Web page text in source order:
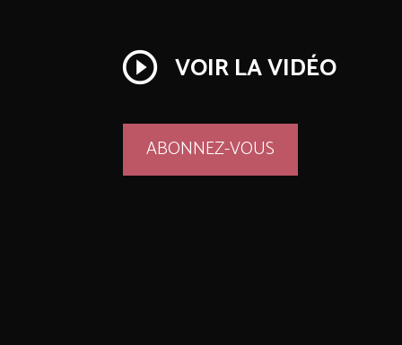
play_circle_outline VOIR LA VIDÉO
ABONNEZ-VOUS